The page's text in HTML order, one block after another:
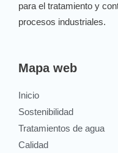
para el tratamiento y
procesos industriales.
Mapa web
Inicio
Sostenibilidad
Tratamientos de agua
Calidad